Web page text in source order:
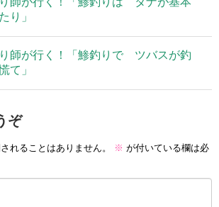
り」
師が行く！「鯵釣りで ツバスが釣
て」
ぞ
れることはありません。 ※ が付いている欄は必